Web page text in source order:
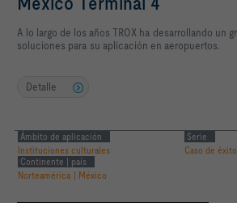
A lo largo de los años TROX ha desarrollando un
soluciones para su aplicación en aeropuertos.
Detalle
Ámbito de aplicación
Instituciones culturales
Serie
Caso de éxito
Continente | país
Norteamérica | México